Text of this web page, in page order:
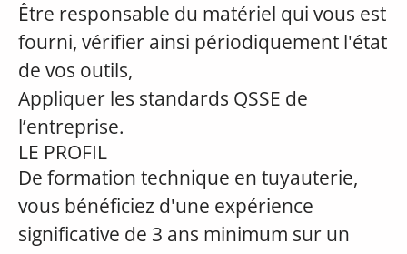
Être responsable du matériel qui vous est
fourni, vérifier ainsi périodiquement l'état
de vos outils,
Appliquer les standards QSSE de
l’entreprise.
LE PROFIL
De formation technique en tuyauterie,
vous bénéficiez d'une expérience
significative de 3 ans minimum sur un